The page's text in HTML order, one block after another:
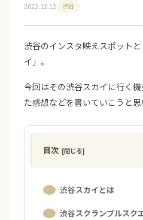
2022.12.12 渋谷
渋谷のインスタ映えスポット
イ」。
今回はその渋谷スカイに行く
た感想などを書いていこうと思
目次
渋谷スカイとは
渋谷スクランブルスク